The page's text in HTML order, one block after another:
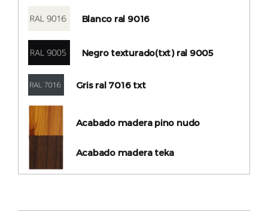
Blanco ral 9016
Negro texturado(txt) ral 9005
Gris ral 7016 txt
Acabado madera pino nudo
Acabado madera teka